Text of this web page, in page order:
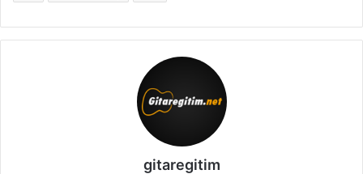
gitaregitim